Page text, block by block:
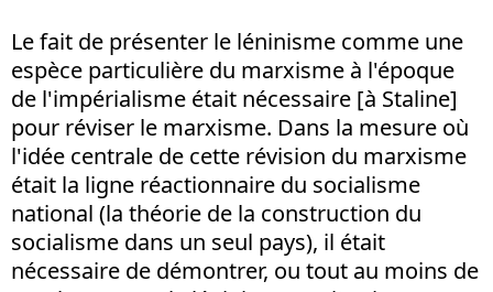
Le fait de présenter le léninisme comme une
espèce particulière du marxisme à l'époque
de l'impérialisme était nécessaire [à Staline]
pour réviser le marxisme. Dans la mesure où
l'idée centrale de cette révision du marxisme
était la ligne réactionnaire du socialisme
national (la théorie de la construction du
socialisme dans un seul pays), il était
nécessaire de démontrer, ou tout au moins de